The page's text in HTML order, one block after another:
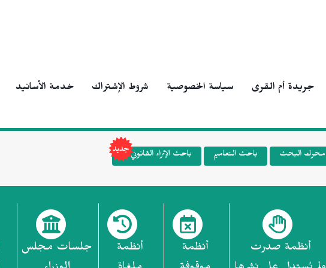
جريدة أم القرى سياسة الخصوصية شروط الإشتراك خدمة الأسانيد
محرك البحث باحث التعاميم باحث الإثراء القانوني
أنظمة صدرت
أنظمة
أنظمة
جلسات مجلس